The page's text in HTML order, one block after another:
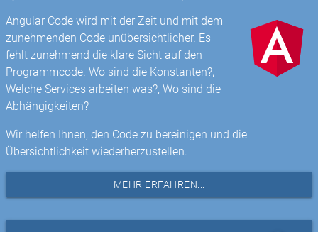
Angular Code wird mit der Zeit und mit dem
zunehmenden Code unübersichtlicher. Es
fehlt zunehmend die klare Sicht auf den
Programmcode. Wo sind die Konstanten?,
Welche Services arbeiten was?, Wo sind die
Abhängigkeiten?
Wir helfen Ihnen, den Code zu bereinigen und die
Übersichtlichkeit wiederherzustellen.
MEHR ERFAHREN...